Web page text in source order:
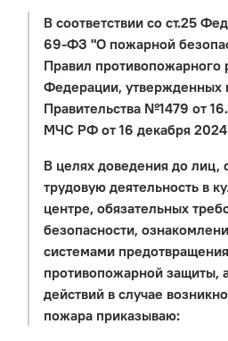
В соответствии со ст.25
69-ФЗ "О пожарной
Правил
Федерации, утвержденных
Правительства №1479 от
МЧС РФ от 16 декабря
В целях доведения до лиц,
трудовую деятельность в
центре, обязательных
безопасности,
системами
противопожарной защиты,
действий в случае
пожара приказываю: